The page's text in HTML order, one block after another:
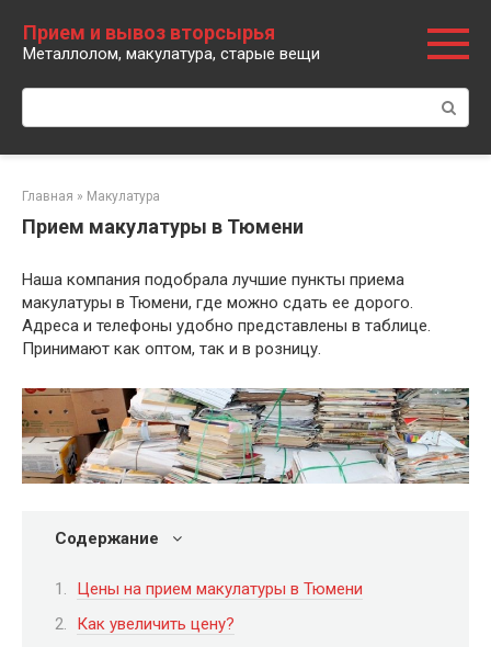
контенту
Прием и вывоз вторсырья
Металлолом, макулатура, старые вещи
Поиск:
Главная » Макулатура
Прием макулатуры в Тюмени
Наша компания подобрала лучшие пункты приема
макулатуры в Тюмени, где можно сдать ее дорого.
Адреса и телефоны удобно представлены в таблице.
Принимают как оптом, так и в розницу.
Содержание
Цены на прием макулатуры в Тюмени
Как увеличить цену?